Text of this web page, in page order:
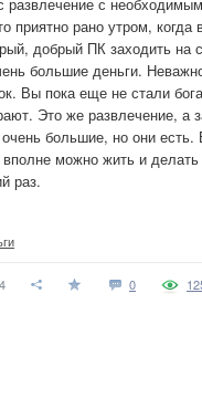
приятно рано утром,
добрый ПК заходить
большие деньги.
Вы пока еще не стали
Это же развлечение, а
большие, но они есть.
можно жить и делать
раз.
0